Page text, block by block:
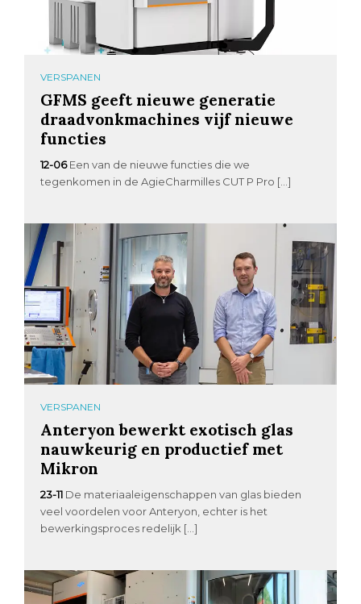
VERSPANEN
GFMS geeft nieuwe generatie
draadvonkmachines vijf nieuwe
functies
12-06 Een van de nieuwe functies die we
tegenkomen in de AgieCharmilles CUT P Pro […]
VERSPANEN
Anteryon bewerkt exotisch glas
nauwkeurig en productief met
Mikron
23-11 De materiaaleigenschappen van glas bieden
veel voordelen voor Anteryon, echter is het
bewerkingsproces redelijk […]